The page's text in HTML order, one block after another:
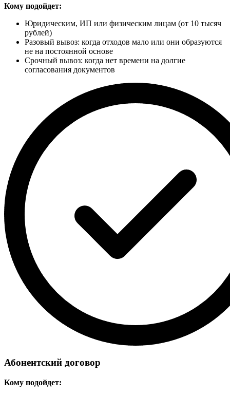
Кому подойдет:
Юридическим, ИП или физическим лицам (от 10 тысяч
рублей)
Разовый вывоз: когда отходов мало или они образуются
не на постоянной основе
Срочный вывоз: когда нет времени на долгие
согласования документов
Абонентский договор
Кому подойдет: